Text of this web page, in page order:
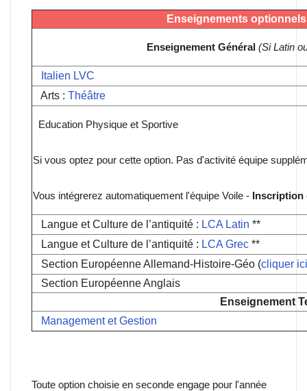
Enseignements optionnels
Enseignement Général (Si Latin
Italien LVC
Arts : Théâtre
Education Physique et Sportive
Si vous optez pour cette option. Pas d'activité équipe
Vous intégrerez automatiquement l'équipe Voile - Inscription
Langue et Culture de l’antiquité : LCA Latin **
Langue et Culture de l’antiquité : LCA Grec **
Section Européenne Allemand-Histoire-Géo (cliquer
Section Européenne Anglais
Enseignement
Management et Gestion
Toute option choisie en seconde engage pour l'année